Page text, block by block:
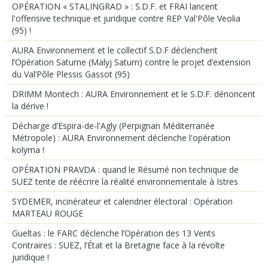
OPÉRATION « STALINGRAD » : S.D.F. et FRAI lancent
l'offensive technique et juridique contre REP Val'Pôle Veolia
(95) !
AURA Environnement et le collectif S.D.F déclenchent
l’Opération Saturne (Malyj Saturn) contre le projet d’extension
du Val’Pôle Plessis Gassot (95)
DRIMM Montech : AURA Environnement et le S.D.F. dénoncent
la dérive !
Décharge d’Espira-de-l'Agly (Perpignan Méditerranée
Métropole) : AURA Environnement déclenche l'opération
kolyma !
OPÉRATION PRAVDA : quand le Résumé non technique de
SUEZ tente de réécrire la réalité environnementale à Istres
SYDEMER, incinérateur et calendrier électoral : Opération
MARTEAU ROUGE
Gueltas : le FARC déclenche l’Opération des 13 Vents
Contraires : SUEZ, l’État et la Bretagne face à la révolte
juridique !